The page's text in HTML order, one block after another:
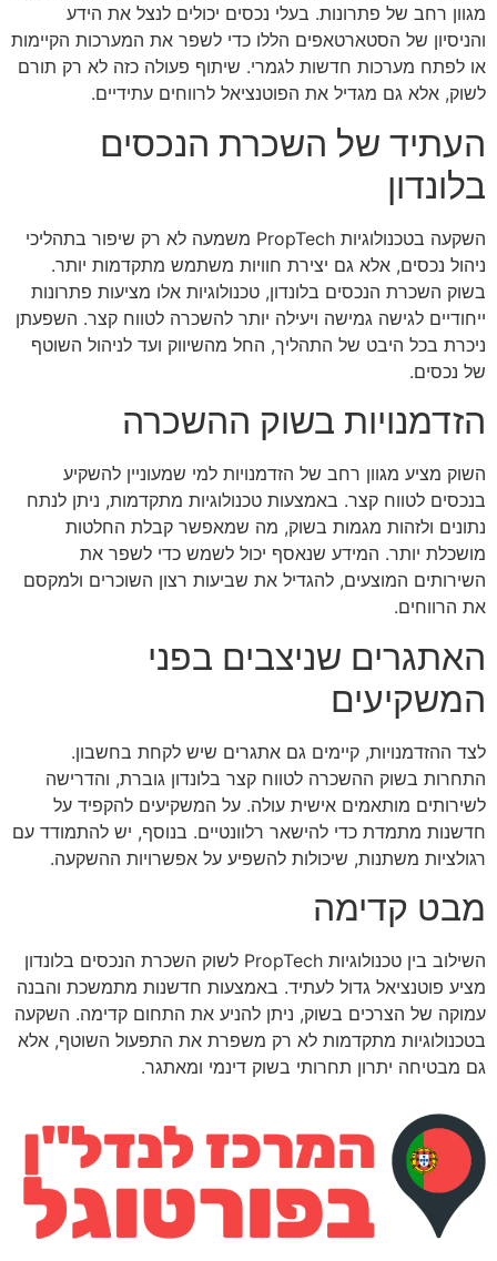
מגוון רחב של פתרונות. בעלי נכסים יכולים לנצל את הידע
והניסיון של הסטארטאפים הללו כדי לשפר את המערכות הקיימות
או לפתח מערכות חדשות לגמרי. שיתוף פעולה כזה לא רק תורם
לשוק, אלא גם מגדיל את הפוטנציאל לרווחים עתידיים.
העתיד של השכרת הנכסים
בלונדון
השקעה בטכנולוגיות PropTech משמעה לא רק שיפור בתהליכי
ניהול נכסים, אלא גם יצירת חוויות משתמש מתקדמות יותר.
בשוק השכרת הנכסים בלונדון, טכנולוגיות אלו מציעות פתרונות
ייחודיים לגישה גמישה ויעילה יותר להשכרה לטווח קצר. השפעתן
ניכרת בכל היבט של התהליך, החל מהשיווק ועד לניהול השוטף
של נכסים.
הזדמנויות בשוק ההשכרה
השוק מציע מגוון רחב של הזדמנויות למי שמעוניין להשקיע
בנכסים לטווח קצר. באמצעות טכנולוגיות מתקדמות, ניתן לנתח
נתונים ולזהות מגמות בשוק, מה שמאפשר קבלת החלטות
מושכלת יותר. המידע שנאסף יכול לשמש כדי לשפר את
השירותים המוצעים, להגדיל את שביעות רצון השוכרים ולמקסם
את הרווחים.
האתגרים שניצבים בפני
המשקיעים
לצד ההזדמנויות, קיימים גם אתגרים שיש לקחת בחשבון.
התחרות בשוק ההשכרה לטווח קצר בלונדון גוברת, והדרישה
לשירותים מותאמים אישית עולה. על המשקיעים להקפיד על
חדשנות מתמדת כדי להישאר רלוונטיים. בנוסף, יש להתמודד עם
רגולציות משתנות, שיכולות להשפיע על אפשרויות ההשקעה.
מבט קדימה
השילוב בין טכנולוגיות PropTech לשוק השכרת הנכסים בלונדון
מציע פוטנציאל גדול לעתיד. באמצעות חדשנות מתמשכת והבנה
עמוקה של הצרכים בשוק, ניתן להניע את התחום קדימה. השקעה
בטכנולוגיות מתקדמות לא רק משפרת את התפעול השוטף, אלא
גם מבטיחה יתרון תחרותי בשוק דינמי ומאתגר.